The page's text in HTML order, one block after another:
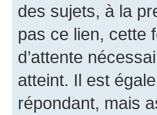
des sujets, à la
pas ce lien, cette
d’attente
atteint. Il est
répondant, mais